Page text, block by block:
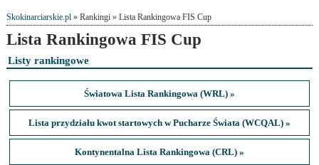
Skokinarciarskie.pl» Rankingi » Lista Rankingowa FIS Cup
Lista Rankingowa FIS Cup
Listy rankingowe
Światowa Lista Rankingowa (WRL) »
Lista przydziału kwot startowych w Pucharze Świata (WCQAL) »
Kontynentalna Lista Rankingowa (CRL) »